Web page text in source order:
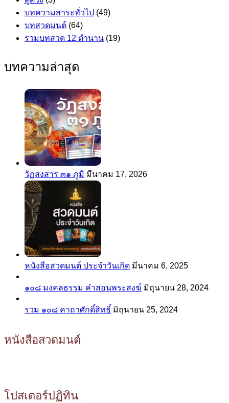
บทความสาระทั่วไป (49)
บทสวดมนต์ (64)
รวมบทสวด 12 ตำนาน (19)
บทความล่าสุด
วัฏสงสาร ๓๑ ภูมิ มีนาคม 17, 2026
หนังสือสวดมนต์ ประจำวันเกิด มีนาคม 6, 2025
๑๐๘ มงคลธรรม คำสอนพระสงฆ์ มิถุนายน 28, 2024
รวม ๑๐๘ คาถาศักดิ์สิทธิ์ มิถุนายน 25, 2024
หนังสือสวดมนต์
โปสเตอร์ปฏิทิน